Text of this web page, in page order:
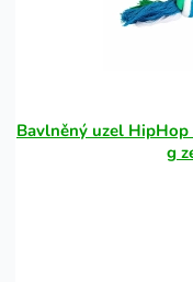
Bavlněný uzel
g